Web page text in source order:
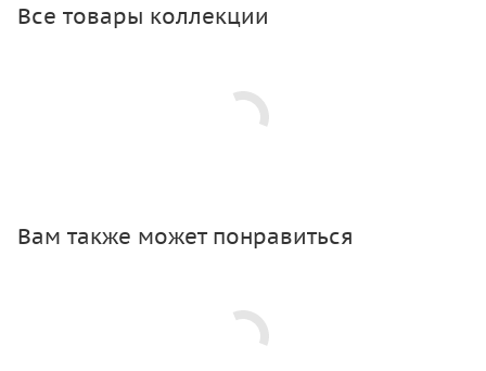
Все товары коллекции
Вам также может понравиться